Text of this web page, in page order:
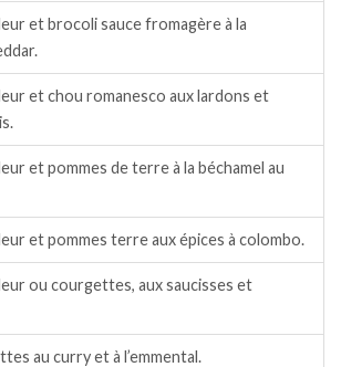
et brocoli sauce fromagère à la
et chou romanesco aux lardons et
et pommes de terre à la béchamel au
et pommes terre aux épices à colombo.
ou courgettes, aux saucisses et
au curry et à l’emmental.